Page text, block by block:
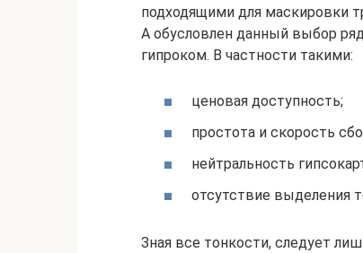
подходящими для маскировки
А обусловлен данный выбор
гипроком. В частности такими:
ценовая доступность;
простота и скорость
нейтральность
отсутствие выделения
Зная все тонкости, следует